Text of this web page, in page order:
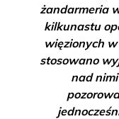
żandarmeria
kilkunastu
więzionych
stosowano
nad